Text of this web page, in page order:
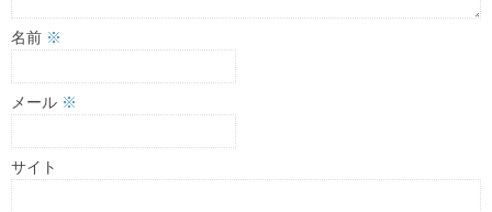
名前 ※
メール ※
サイト